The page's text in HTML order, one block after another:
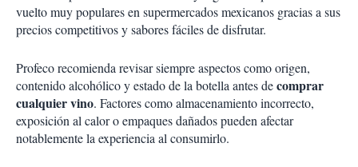
vuelto muy populares en supermercados mexicanos gracias a sus
precios competitivos y sabores fáciles de disfrutar.
Profeco recomienda revisar siempre aspectos como origen,
contenido alcohólico y estado de la botella antes decomprar
cualquier vino. Factores como almacenamiento incorrecto,
exposición al calor o empaques dañados pueden afectar
notablemente la experiencia al consumirlo.